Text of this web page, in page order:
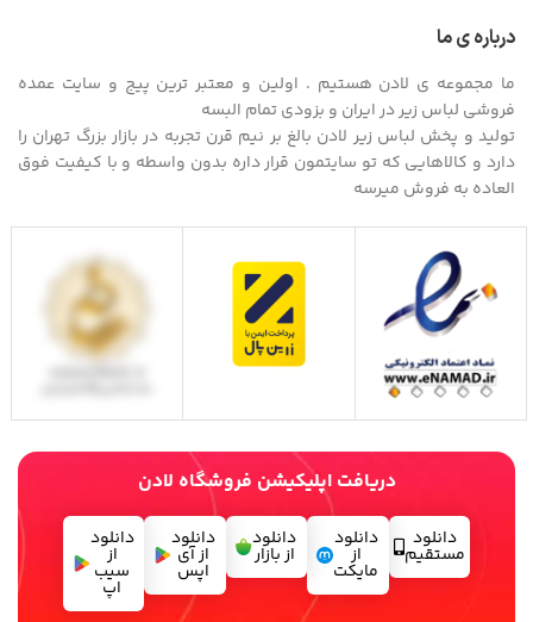
درباره ی ما
ما مجموعه ی لادن هستیم . اولین و معتبر ترین پیج و سایت عمده
فروشی لباس زیر در ایران و بزودی تمام البسه
تولید و پخش لباس زیر لادن بالغ بر نیم قرن تجربه در بازار بزرگ تهران را
دارد و کالاهایی که تو سایتمون قرار داره بدون واسطه و با کیفیت فوق
العاده به فروش میرسه
دریافت اپلیکیشن فروشگاه لادن
دانلود
مستقیم
دانلود
از
مایکت
دانلود
از بازار
دانلود
از آی
اپس
دانلود
از
سیب
اپ